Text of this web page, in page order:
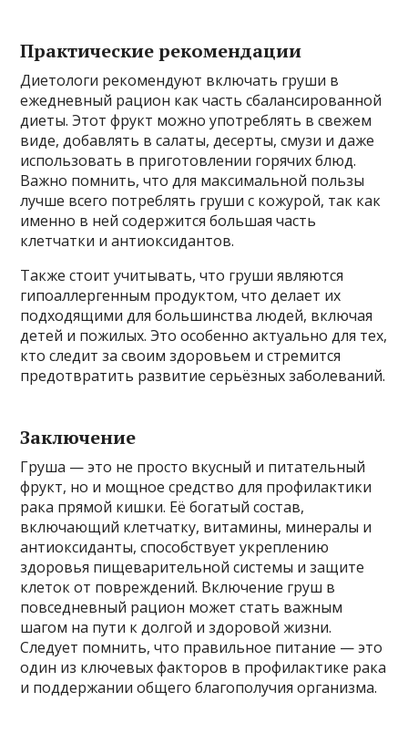
Практические рекомендации
Диетологи рекомендуют включать груши в
ежедневный рацион как часть сбалансированной
диеты. Этот фрукт можно употреблять в свежем
виде, добавлять в салаты, десерты, смузи и даже
использовать в приготовлении горячих блюд.
Важно помнить, что для максимальной пользы
лучше всего потреблять груши с кожурой, так как
именно в ней содержится большая часть
клетчатки и антиоксидантов.
Также стоит учитывать, что груши являются
гипоаллергенным продуктом, что делает их
подходящими для большинства людей, включая
детей и пожилых. Это особенно актуально для тех,
кто следит за своим здоровьем и стремится
предотвратить развитие серьёзных заболеваний.
Заключение
Груша — это не просто вкусный и питательный
фрукт, но и мощное средство для профилактики
рака прямой кишки. Её богатый состав,
включающий клетчатку, витамины, минералы и
антиоксиданты, способствует укреплению
здоровья пищеварительной системы и защите
клеток от повреждений. Включение груш в
повседневный рацион может стать важным
шагом на пути к долгой и здоровой жизни.
Следует помнить, что правильное питание — это
один из ключевых факторов в профилактике рака
и поддержании общего благополучия организма.